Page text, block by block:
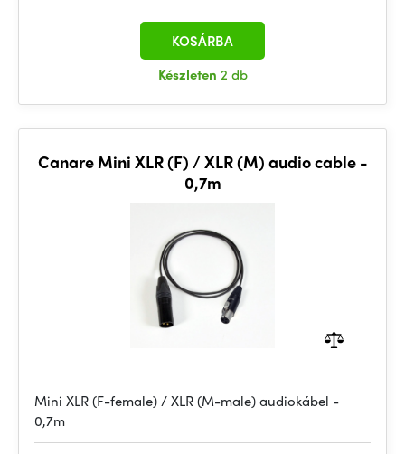
Készleten 2 db
KOSÁRBA
Canare Mini XLR (F) / XLR (M) audio cable -
0,7m
Mini XLR (F-female) / XLR (M-male) audiokábel -
0,7m